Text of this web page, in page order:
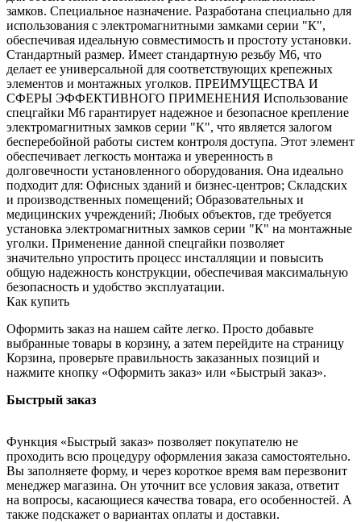
замков. Специальное назначение. Разработана специально для
использования с электромагнитными замками серии "К",
обеспечивая идеальную совместимость и простоту установки.
Стандартный размер. Имеет стандартную резьбу M6, что
делает ее универсальной для соответствующих крепежных
элементов и монтажных уголков. ПРЕИМУЩЕСТВА И
СФЕРЫ ЭФФЕКТИВНОГО ПРИМЕНЕНИЯ Использование
спецгайки M6 гарантирует надежное и безопасное крепление
электромагнитных замков серии "К", что является залогом
бесперебойной работы систем контроля доступа. Этот элемент
обеспечивает легкость монтажа и уверенность в
долговечности установленного оборудования. Она идеально
подходит для: Офисных зданий и бизнес-центров; Складских
и производственных помещений; Образовательных и
медицинских учреждений; Любых объектов, где требуется
установка электромагнитных замков серии "К" на монтажные
уголки. Применение данной спецгайки позволяет
значительно упростить процесс инсталляции и повысить
общую надежность конструкции, обеспечивая максимальную
безопасность и удобство эксплуатации.
Как купить
Оформить заказ на нашем сайте легко. Просто добавьте
выбранные товары в корзину, а затем перейдите на страницу
Корзина, проверьте правильность заказанных позиций и
нажмите кнопку «Оформить заказ» или «Быстрый заказ».
Быстрый заказ
Функция «Быстрый заказ» позволяет покупателю не
проходить всю процедуру оформления заказа самостоятельно.
Вы заполняете форму, и через короткое время вам перезвонит
менеджер магазина. Он уточнит все условия заказа, ответит
на вопросы, касающиеся качества товара, его особенностей. А
также подскажет о вариантах оплаты и доставки.